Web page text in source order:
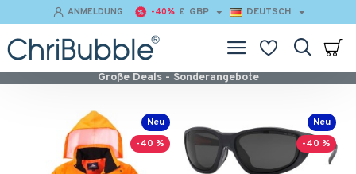
ANMELDUNG -40% £ GBP DEUTSCH
Große Deals - Sonderangebote
Neu
-40 %
Neu
-40 %